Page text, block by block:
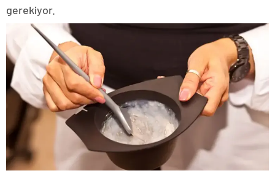
gerekiyor.